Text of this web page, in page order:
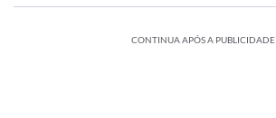
CONTINUA APÓS A PUBLICIDADE